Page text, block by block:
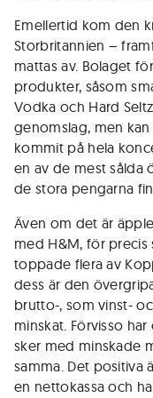
Emellertid kom den
Storbritannien –
mattas av. Bolaget
produkter, såsom
Vodka och Hard
genomslag, men
kommit på hela
en av de mest sålda
de stora pengarna
Även om det är
med H&M, för
toppade flera av
dess är den
brutto-, som vinst-
minskat. Förvisso
sker med minskade
samma. Det positiva
en nettokassa och